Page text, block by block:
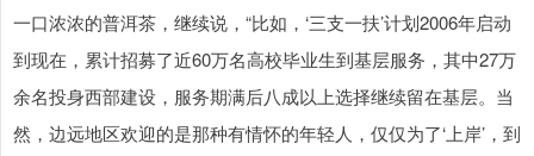
一口浓浓的普洱茶，继续说，“比如，‘三支一扶’计划2006年启动
到现在，累计招募了近60万名高校毕业生到基层服务，其中27万
余名投身西部建设，服务期满后八成以上选择继续留在基层。当
然，边远地区欢迎的是那种有情怀的年轻人，仅仅为了‘上岸’，到